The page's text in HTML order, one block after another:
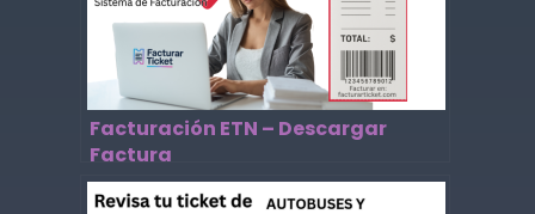
Facturación ETN – Descargar
Factura